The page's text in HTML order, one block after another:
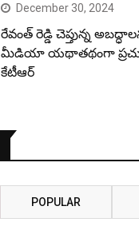
December 30, 2024
రేవంత్ రెడ్డి చెప్తున్న
మీడియా యథాతథంగా
కేటీఆర్
POPULAR